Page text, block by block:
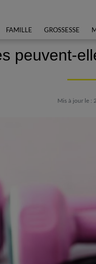
FAMILLE GROSSESSE
peuvent-
Mis à jour le :